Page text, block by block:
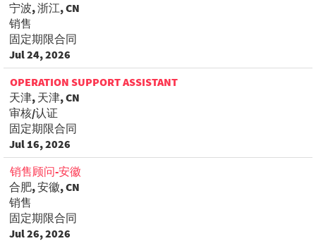
宁波, 浙江, CN
销售
固定期限合同
Jul 24, 2026
OPERATION SUPPORT ASSISTANT
天津, 天津, CN
审核/认证
固定期限合同
Jul 16, 2026
销售顾问-安徽
合肥, 安徽, CN
销售
固定期限合同
Jul 26, 2026